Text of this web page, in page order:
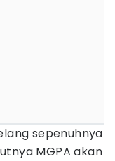
sepenuhnya
MGPA akan